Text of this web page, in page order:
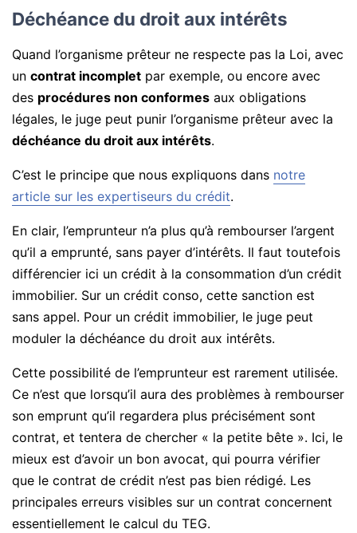
Déchéance du droit aux intérêts
Quand l’organisme prêteur ne respecte pas la Loi, avec
un contrat incomplet par exemple, ou encore avec
des procédures non conformes aux obligations
légales, le juge peut punir l’organisme prêteur avec la
déchéance du droit aux intérêts.
C’est le principe que nous expliquons dans notre
article sur les expertiseurs du crédit.
En clair, l’emprunteur n’a plus qu’à rembourser l’argent
qu’il a emprunté, sans payer d’intérêts. Il faut toutefois
différencier ici un crédit à la consommation d’un crédit
immobilier. Sur un crédit conso, cette sanction est
sans appel. Pour un crédit immobilier, le juge peut
moduler la déchéance du droit aux intérêts.
Cette possibilité de l’emprunteur est rarement utilisée.
Ce n’est que lorsqu’il aura des problèmes à rembourser
son emprunt qu’il regardera plus précisément sont
contrat, et tentera de chercher « la petite bête ». Ici, le
mieux est d’avoir un bon avocat, qui pourra vérifier
que le contrat de crédit n’est pas bien rédigé. Les
principales erreurs visibles sur un contrat concernent
essentiellement le calcul du TEG.